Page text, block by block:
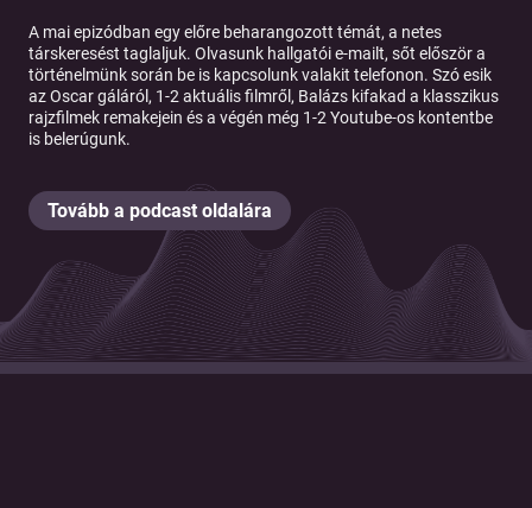
A mai epizódban egy előre beharangozott témát, a netes
társkeresést taglaljuk. Olvasunk hallgatói e-mailt, sőt először a
történelmünk során be is kapcsolunk valakit telefonon. Szó esik
az Oscar gáláról, 1-2 aktuális filmről, Balázs kifakad a klasszikus
rajzfilmek remakejein és a végén még 1-2 Youtube-os kontentbe
is belerúgunk.
Tovább a podcast oldalára